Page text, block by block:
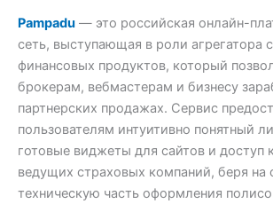
Pampadu — это российская онлайн-
сеть, выступающая в роли агрегатора
финансовых продуктов, который
брокерам, вебмастерам и бизнесу
партнерских продажах. Сервис
пользователям интуитивно понятный
готовые виджеты для сайтов и доступ
ведущих страховых компаний, беря на
техническую часть оформления